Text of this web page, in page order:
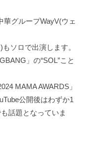
華グループWayV(ウェ
ソロで出演します。
」の“SOL”こと
MAMA AWARDS」
公開後はわずか1
話題となっていま